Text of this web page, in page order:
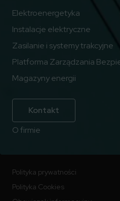
Elektroenergetyka
Instalacje elektryczne
Zasilanie i systemy trakcyjne
Platforma Zarządzania
Magazyny energii
Kontakt
O firmie
Polityka prywatności
Polityka Cookies